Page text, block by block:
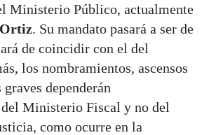
Ministerio Público, actualmente
. Su mandato pasará a ser de
de coincidir con el del
los nombramientos, ascensos
dependerán
Ministerio Fiscal y no del
como ocurre en la